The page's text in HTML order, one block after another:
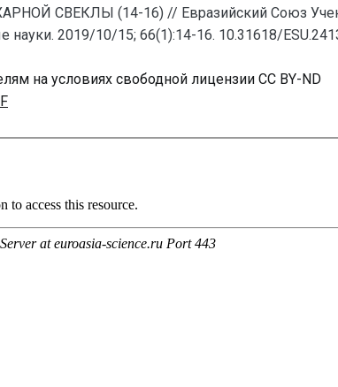
СВЕКЛЫ (14-16) // Евразийский Союз
науки. 2019/10/15; 66(1):14-16. 10.31618/
на условиях свободной лицензии CC BY-ND